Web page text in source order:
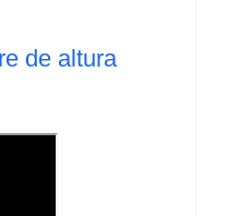
de altura